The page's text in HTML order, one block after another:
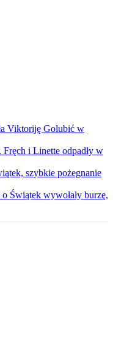
Viktoriję Golubić w
i Linette odpadły w
szybkie pożegnanie
Świątek wywołały burzę,